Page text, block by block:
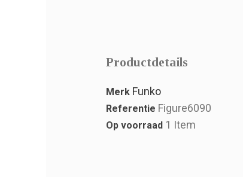
Productdetails
Merk Funko
Referentie Figure6090
Op voorraad 1 Item